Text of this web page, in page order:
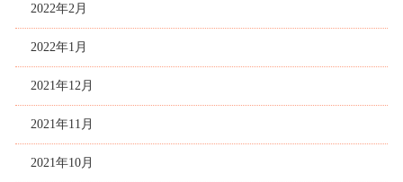
2022年2月
2022年1月
2021年12月
2021年11月
2021年10月